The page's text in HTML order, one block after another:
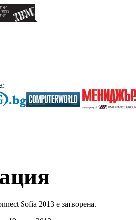
Sofia 2013 е затворена.